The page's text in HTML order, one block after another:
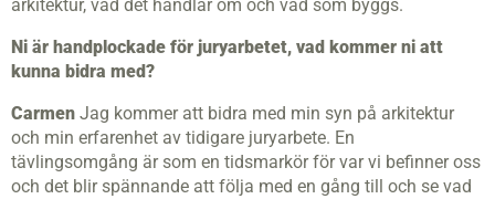
arkitektur, vad det handlar om och vad som byggs.
Ni är handplockade för juryarbetet, vad kommer ni att
kunna bidra med?
Carmen Jag kommer att bidra med min syn på arkitektur
och min erfarenhet av tidigare juryarbete. En
tävlingsomgång är som en tidsmarkör för var vi befinner oss
och det blir spännande att följa med en gång till och se vad